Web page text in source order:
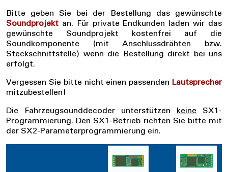
Bitte geben Sie bei der Bestellung das gewünschte
Soundprojekt an. Für private Endkunden laden wir das
gewünschte Soundprojekt kostenfrei auf die
Soundkomponente (mit Anschlussdrähten bzw.
Steckschnittstelle) wenn die Bestellung direkt bei uns
erfolgt.
Vergessen Sie bitte nicht einen passenden Lautsprecher
mitzubestellen!
Die Fahrzeugsounddecoder unterstützen keine SX1-
Programmierung. Den SX1-Betrieb richten Sie bitte mit
der SX2-Parameterprogrammierung ein.